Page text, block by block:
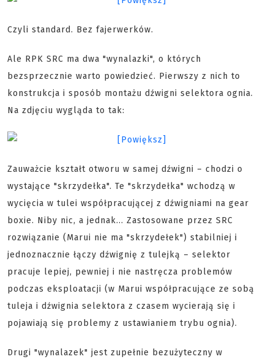
Czyli standard. Bez fajerwerków.
Ale RPK SRC ma dwa "wynalazki", o których
bezsprzecznie warto powiedzieć. Pierwszy z nich to
konstrukcja i sposób montażu dźwigni selektora ognia.
Na zdjęciu wygląda to tak:
Zauważcie kształt otworu w samej dźwigni – chodzi o
wystające "skrzydełka". Te "skrzydełka" wchodzą w
wycięcia w tulei współpracującej z dźwigniami na gear
boxie. Niby nic, a jednak... Zastosowane przez SRC
rozwiązanie (Marui nie ma "skrzydełek") stabilniej i
jednoznacznie łączy dźwignię z tulejką – selektor
pracuje lepiej, pewniej i nie nastręcza problemów
podczas eksploatacji (w Marui współpracujące ze sobą
tuleja i dźwignia selektora z czasem wycierają się i
pojawiają się problemy z ustawianiem trybu ognia).
Drugi "wynalazek" jest zupełnie bezużyteczny w